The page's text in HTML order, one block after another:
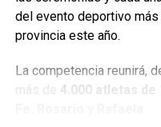
historia.
del evento deportivo
provincia este año.
La competencia reunirá,
más de 4.000 atletas de